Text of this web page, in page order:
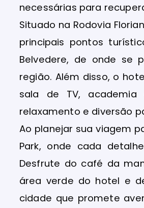
necessárias para
Situado na Rodovia
principais pontos
Belvedere, de onde se
região. Além disso, o
sala de TV,
relaxamento e diversão
Ao planejar sua viagem
Park, onde cada
Desfrute do café da
área verde do hotel e
cidade que promete